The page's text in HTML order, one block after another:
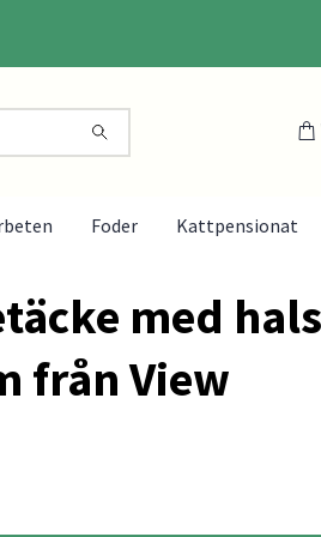
Foder Kattpensionat
med hals
från View